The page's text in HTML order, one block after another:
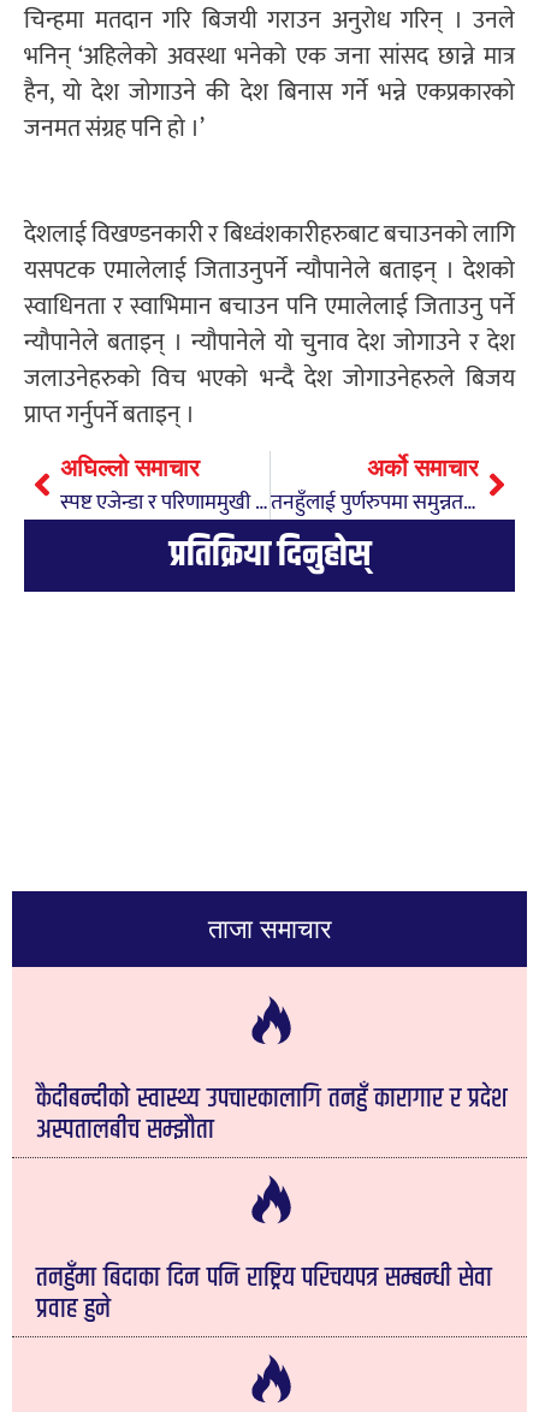
चिन्हमा मतदान गरि बिजयी गराउन अनुरोध गरिन् । उनले
भनिन् ‘अहिलेको अवस्था भनेको एक जना सांसद छान्ने मात्र
हैन, यो देश जोगाउने की देश बिनास गर्ने भन्ने एकप्रकारको
जनमत संग्रह पनि हो ।’
देशलाई विखण्डनकारी र बिध्वंशकारीहरुबाट बचाउनको लागि
यसपटक एमालेलाई जिताउनुपर्ने न्यौपानेले बताइन् । देशको
स्वाधिनता र स्वाभिमान बचाउन पनि एमालेलाई जिताउनु पर्ने
न्यौपानेले बताइन् । न्यौपानेले यो चुनाव देश जोगाउने र देश
जलाउनेहरुको विच भएको भन्दै देश जोगाउनेहरुले बिजय
प्राप्त गर्नुपर्ने बताइन् ।
अघिल्लो समाचार
स्पष्ट एजेन्डा र परिणाममुखी कार्ययोजनासहित चुनावी मैदानमा छुः वाग्ले
अर्को समाचार
तनहुँलाई पुर्णरुपमा समुन्नत बनाउने मेरो लक्ष्य होः भट्टराई
प्रतिक्रिया दिनुहोस्
ताजा समाचार
कैदीबन्दीको स्वास्थ्य उपचारकालागि तनहुँ कारागार र प्रदेश
अस्पतालबीच सम्झौता
तनहुँमा बिदाका दिन पनि राष्ट्रिय परिचयपत्र सम्बन्धी सेवा
प्रवाह हुने